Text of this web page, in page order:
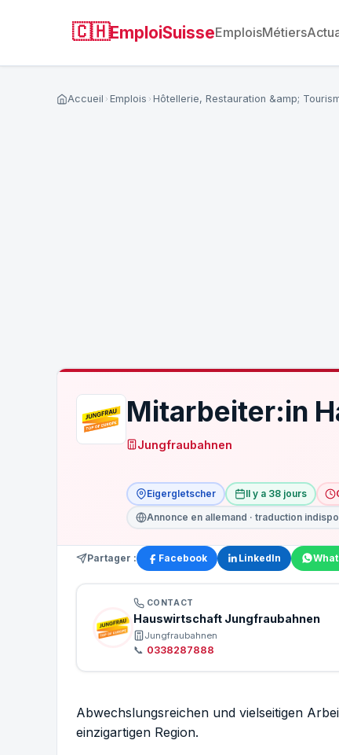
🇨🇭EmploiSuisseEmploisMétiers
Accueil Emplois Hôtellerie, Restauration &amp;
Mitarbeiter:in
Jungfraubahnen
Eigergletscher Il y a 38 jours
Annonce en allemand · traduction
Partager : Facebook LinkedIn
CONTACT
Hauswirtschaft Jungfraubahnen
Jungfraubahnen
📞 0338287888
Abwechslungsreichen und vielseitigen
einzigartigen Region.